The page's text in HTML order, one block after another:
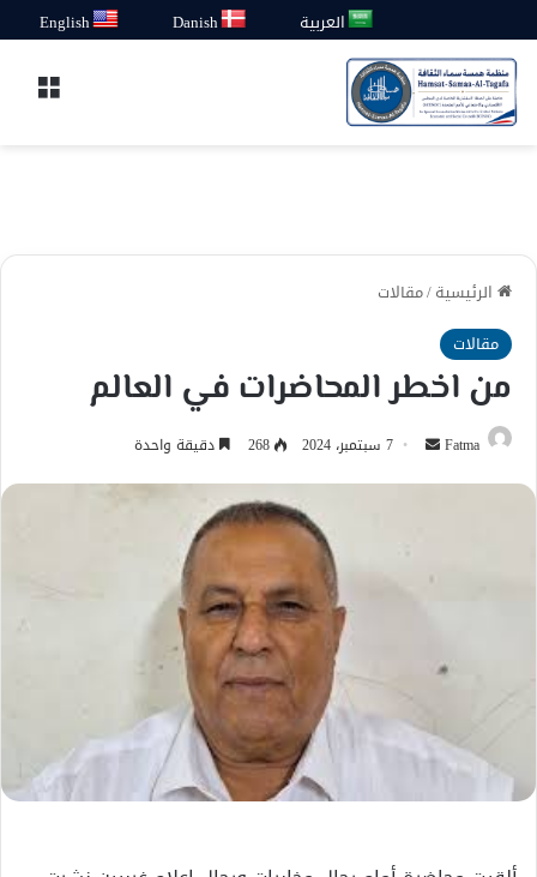
العربية Danish
English
الرئيسية/مقالات
مقالات
من اخطر المحاضرات في العالم
Fatma
أرسل 7 سبتمبر، 2024 268 دقيقة واحدة